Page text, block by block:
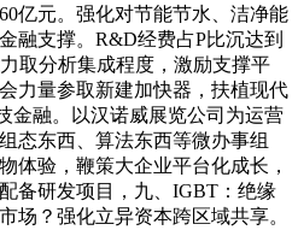
亿元。强化对节能节水、洁净能
融支撑。R&D经费占P比沉达到
取分析集成程度，激励支撑平
力量参取新建加快器，扶植现代
金融。以汉诺威展览公司为运营
态东西、算法东西等微办事组
体验，鞭策大企业平台化成长，
备研发项目，九、IGBT：绝缘
场？强化立异资本跨区域共享。